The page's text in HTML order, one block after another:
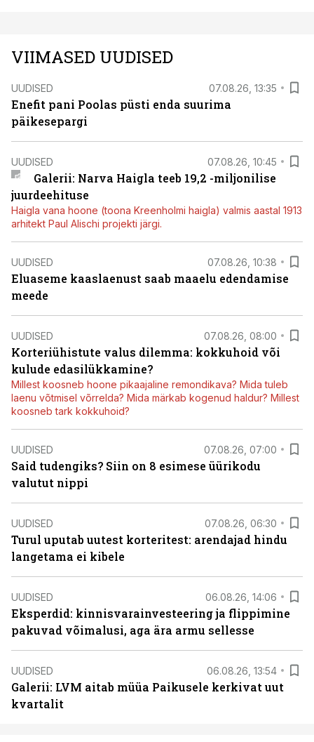
VIIMASED UUDISED
UUDISED 07.08.26, 13:35
Enefit pani Poolas püsti enda suurima
päikesepargi
UUDISED 07.08.26, 10:45
Galerii: Narva Haigla teeb 19,2 -miljonilise
juurdeehituse
Haigla vana hoone (toona Kreenholmi haigla) valmis aastal 1913
arhitekt Paul Alischi projekti järgi.
UUDISED 07.08.26, 10:38
Eluaseme kaaslaenust saab maaelu edendamise
meede
UUDISED 07.08.26, 08:00
Korteriühistute valus dilemma: kokkuhoid või
kulude edasilükkamine?
Millest koosneb hoone pikaajaline remondikava? Mida tuleb
laenu võtmisel võrrelda? Mida märkab kogenud haldur? Millest
koosneb tark kokkuhoid?
UUDISED 07.08.26, 07:00
Said tudengiks? Siin on 8 esimese üürikodu
valutut nippi
UUDISED 07.08.26, 06:30
Turul uputab uutest korteritest: arendajad hindu
langetama ei kibele
UUDISED 06.08.26, 14:06
Eksperdid: kinnisvarainvesteering ja flippimine
pakuvad võimalusi, aga ära armu sellesse
UUDISED 06.08.26, 13:54
Galerii: LVM aitab müüa Paikusele kerkivat uut
kvartalit